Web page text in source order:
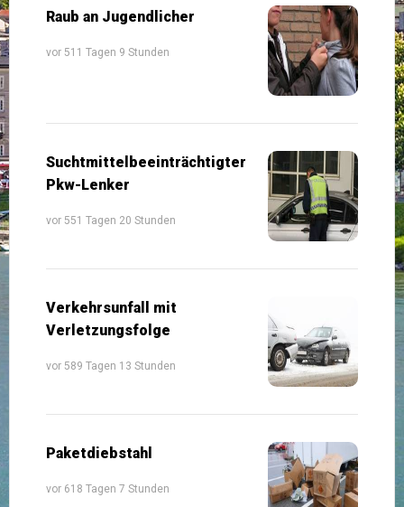
Raub an Jugendlicher
vor 511 Tagen 9 Stunden
Suchtmittelbeeinträchtigter
Pkw-Lenker
vor 551 Tagen 20 Stunden
Verkehrsunfall mit
Verletzungsfolge
vor 589 Tagen 13 Stunden
Paketdiebstahl
vor 618 Tagen 7 Stunden